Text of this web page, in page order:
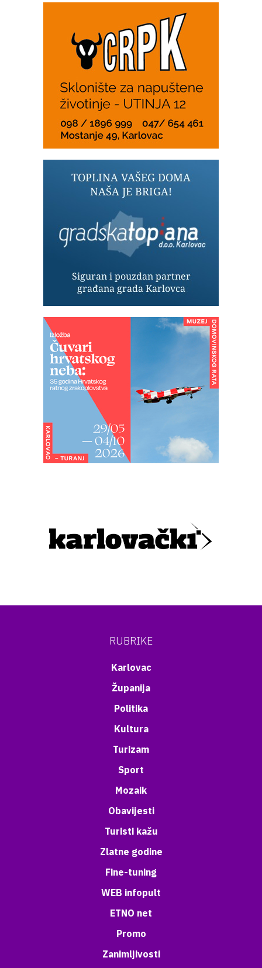
RUBRIKE
Karlovac
Županija
Politika
Kultura
Turizam
Sport
Mozaik
Obavijesti
Turisti kažu
Zlatne godine
Fine-tuning
WEB infopult
ETNO net
Promo
Zanimljivosti